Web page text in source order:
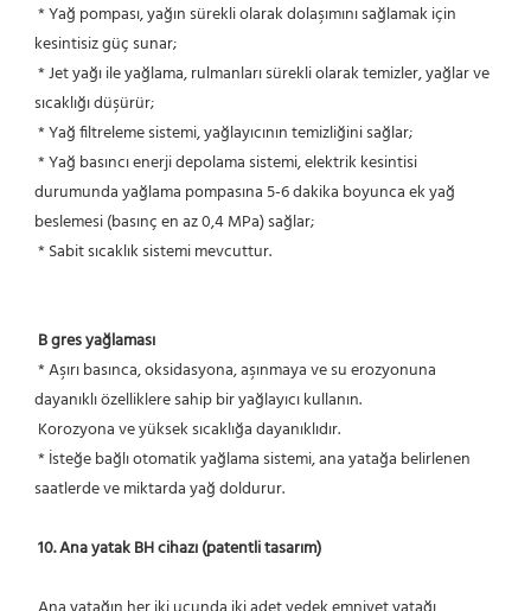
kesintisiz güç sunar;
sıcaklığı düşürür;
* Yağ filtreleme sistemi, yağlayıcının temizliğini sağlar;
durumunda yağlama pompasına 5-6 dakika boyunca ek yağ
beslemesi (basınç en az 0,4 MPa) sağlar;
* Sabit sıcaklık sistemi mevcuttur.
B gres yağlaması
dayanıklı özelliklere sahip bir yağlayıcı kullanın.
Korozyona ve yüksek sıcaklığa dayanıklıdır.
saatlerde ve miktarda yağ doldurur.
10. Ana yatak BH cihazı (patentli tasarım)